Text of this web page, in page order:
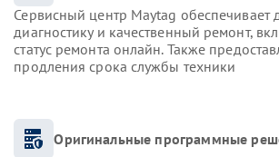
Сервисный центр Maytag обеспечивает
диагностику и качественный ремонт,
статус ремонта онлайн. Также
продления срока службы техники
Оригинальные программные